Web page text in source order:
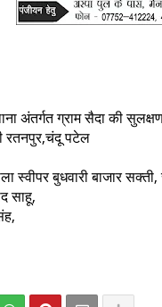
अंतर्गत ग्राम सैदा की
रतनपुर,चंदू पटेल
स्वीपर बुधवारी बाजार सक्ती,
साहू,